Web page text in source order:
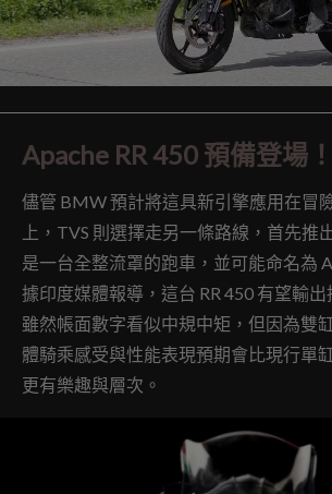
Apache RR 450 預備登場！
儘管 BMW 預計將這具新引擎應用在冒
上，TVS 則選擇走另一條路線，首先推
是一台全整流罩的跑車，並可能命名為
據印度媒體報導，這台 RR 450 有望輸出
雖然帳面數字看似中規中矩，但因為雙
體騎乘感受與性能表現預期會比現行單
更有樂趣與層次。